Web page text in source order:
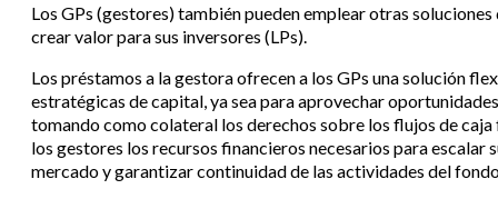
Los GPs (gestores) también pueden emplear otras
crear valor para sus inversores (LPs).
Los préstamos a la gestora ofrecen a los GPs una solución
estratégicas de capital, ya sea para aprovechar
tomando como colateral los derechos sobre los flujos de
los gestores los recursos financieros necesarios para escalar
mercado y garantizar continuidad de las actividades del